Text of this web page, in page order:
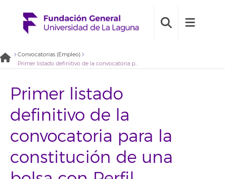
Convocatorias (Empleo)
Primer listado definitivo de la convocatoria para la constitución de una bolsa con Perfil técnico: Apoyo a la actividad de promoción, valorización y comercialización del SEGAI (2022BDE007)
Primer listado
definitivo de la
convocatoria para la
constitución de una